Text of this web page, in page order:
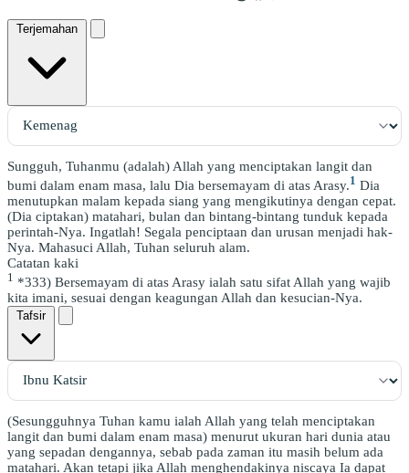
Terjemahan
Sungguh, Tuhanmu (adalah) Allah yang menciptakan langit dan
bumi dalam enam masa, lalu Dia bersemayam di atas Arasy.1 Dia
menutupkan malam kepada siang yang mengikutinya dengan cepat.
(Dia ciptakan) matahari, bulan dan bintang-bintang tunduk kepada
perintah-Nya. Ingatlah! Segala penciptaan dan urusan menjadi hak-
Nya. Mahasuci Allah, Tuhan seluruh alam.
Catatan kaki
1 *333) Bersemayam di atas Arasy ialah satu sifat Allah yang wajib
kita imani, sesuai dengan keagungan Allah dan kesucian-Nya.
Tafsir
(Sesungguhnya Tuhan kamu ialah Allah yang telah menciptakan
langit dan bumi dalam enam masa) menurut ukuran hari dunia atau
yang sepadan dengannya, sebab pada zaman itu masih belum ada
matahari. Akan tetapi jika Allah menghendakinya niscaya Ia dapat